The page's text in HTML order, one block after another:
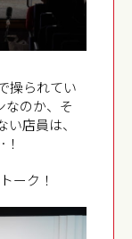
操られてい
なのか、そ
店員は、
ーク！